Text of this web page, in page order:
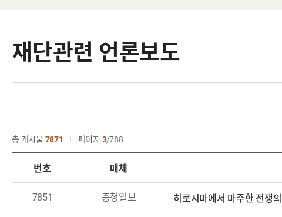
재단관련 언론보도
총 게시물 7871 페이지 3 788
번호 매체
7851 충청일보 히로시마에서 마주한 전쟁